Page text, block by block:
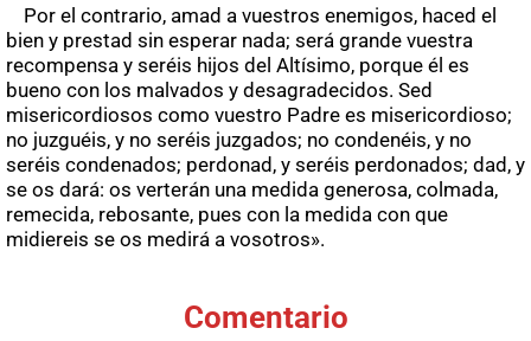
Por el contrario, amad a vuestros enemigos, haced el
bien y prestad sin esperar nada; será grande vuestra
recompensa y seréis hijos del Altísimo, porque él es
bueno con los malvados y desagradecidos. Sed
misericordiosos como vuestro Padre es misericordioso;
no juzguéis, y no seréis juzgados; no condenéis, y no
seréis condenados; perdonad, y seréis perdonados; dad, y
se os dará: os verterán una medida generosa, colmada,
remecida, rebosante, pues con la medida con que
midiereis se os medirá a vosotros».
Comentario